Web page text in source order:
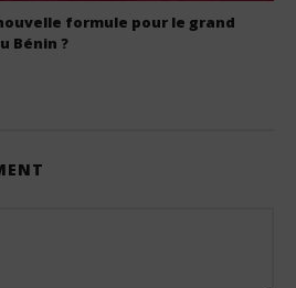
formule pour le grand
Bénin ?